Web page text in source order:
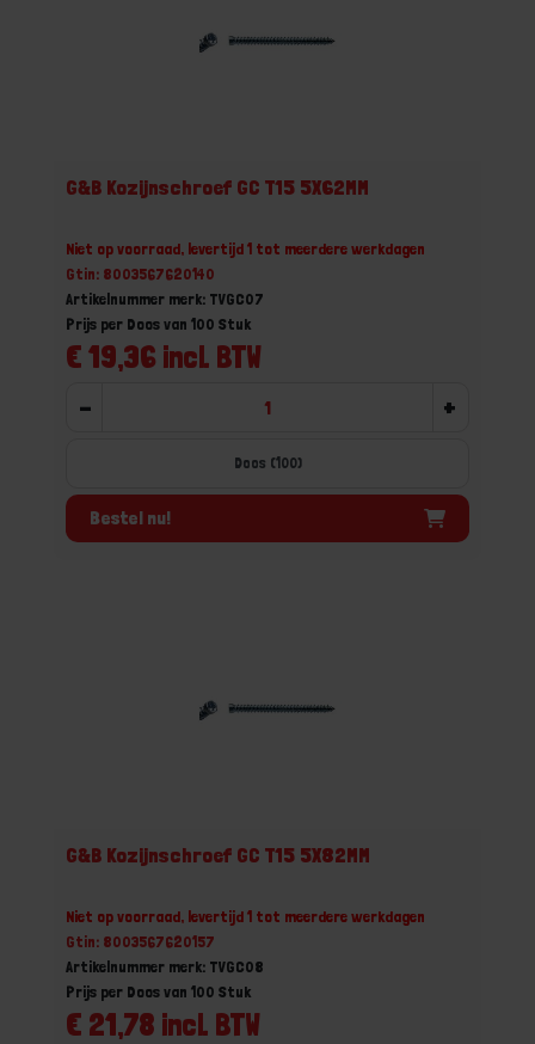
G&B Kozijnschroef GC T15 5X62MM
Niet op voorraad, levertijd 1 tot meerdere werkdagen
Gtin: 8003567620140
Artikelnummer merk: TVGC07
€ 19,36 incl. BTW
Prijs per Doos van 100 Stuk
- +
Doos (100)
Bestel nu!
G&B Kozijnschroef GC T15 5X82MM
Niet op voorraad, levertijd 1 tot meerdere werkdagen
Gtin: 8003567620157
Artikelnummer merk: TVGC08
€ 21,78 incl. BTW
Prijs per Doos van 100 Stuk